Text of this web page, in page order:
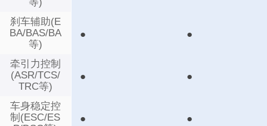
刹车辅助(E
BA/BAS/BA
等)
牵引力控制
(ASR/TCS/
TRC等)
车身稳定控
制(ESC/ES
● ●
● ●
● ●